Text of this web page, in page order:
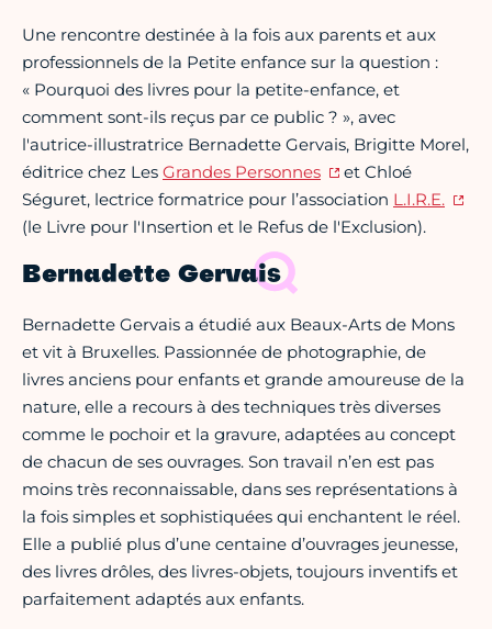
Une rencontre destinée à la fois aux parents et aux
professionnels de la Petite enfance sur la question :
« Pourquoi des livres pour la petite-enfance, et
comment sont-ils reçus par ce public ? », avec
l'autrice-illustratrice Bernadette Gervais, Brigitte Morel,
éditrice chez Les Grandes Personnes
et Chloé
Séguret, lectrice formatrice pour l’association L.I.R.E.
(le Livre pour l'Insertion et le Refus de l'Exclusion).
Bernadette Gervais
Bernadette Gervais a étudié aux Beaux-Arts de Mons
et vit à Bruxelles. Passionnée de photographie, de
livres anciens pour enfants et grande amoureuse de la
nature, elle a recours à des techniques très diverses
comme le pochoir et la gravure, adaptées au concept
de chacun de ses ouvrages. Son travail n’en est pas
moins très reconnaissable, dans ses représentations à
la fois simples et sophistiquées qui enchantent le réel.
Elle a publié plus d’une centaine d’ouvrages jeunesse,
des livres drôles, des livres-objets, toujours inventifs et
parfaitement adaptés aux enfants.